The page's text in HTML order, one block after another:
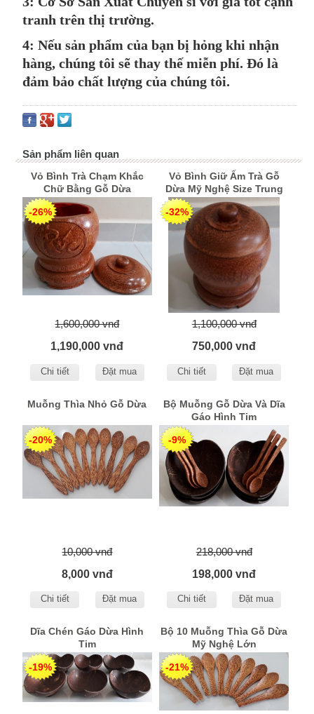
tranh trên thị trường.
4: Nếu sản phẩm của bạn bị hỏng khi nhận
hàng, chúng tôi sẽ thay thế miễn phí. Đó là
đảm bảo chất lượng của chúng tôi.
Sản phẩm liên quan
Vỏ Bình Trà Chạm Khắc
Chữ Bằng Gỗ Dừa
-26%
1,600,000 vnđ
1,190,000 vnđ
Chi tiết Đặt mua
Vỏ Bình Giữ Ấm Trà Gỗ
Dừa Mỹ Nghệ Size Trung
-32%
1,100,000 vnđ
750,000 vnđ
Chi tiết Đặt mua
Muỗng Thìa Nhỏ Gỗ Dừa
-20%
10,000 vnđ
8,000 vnđ
Chi tiết Đặt mua
Bộ Muỗng Gỗ Dừa Và Dĩa
Gáo Hình Tim
-9%
218,000 vnđ
198,000 vnđ
Chi tiết Đặt mua
Dĩa Chén Gáo Dừa Hình
Tim
-19%
Bộ 10 Muỗng Thìa Gỗ Dừa
Mỹ Nghệ Lớn
-21%